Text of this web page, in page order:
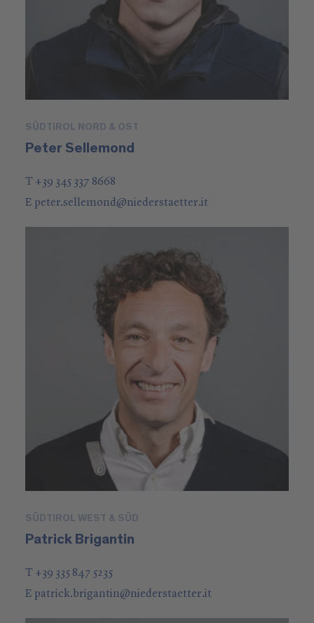
SÜDTIROL NORD & OST
Peter Sellemond
T +39 345 337 8668
E peter.sellemond@niederstaetter.it
SÜDTIROL WEST & SÜD
Patrick Brigantin
T +39 335 847 5235
E patrick.brigantin@niederstaetter.it